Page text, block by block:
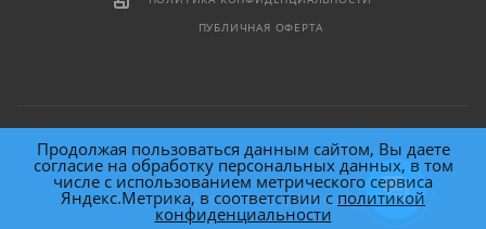
ПУБЛИЧНАЯ ОФЕРТА
2026 © HOBOT (HOme roBOT) Technology Inc.
Продолжая пользоваться данным сайтом, Вы даете
согласие на обработку персональных данных, в том
числе с использованием метрического сервиса
Яндекс.Метрика, в соответствии с политикой
конфиденциальности